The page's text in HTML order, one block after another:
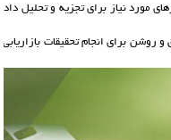
مورد نیاز برای تجزیه و تحلیل
برای انجام تحقیقات بازاریابی